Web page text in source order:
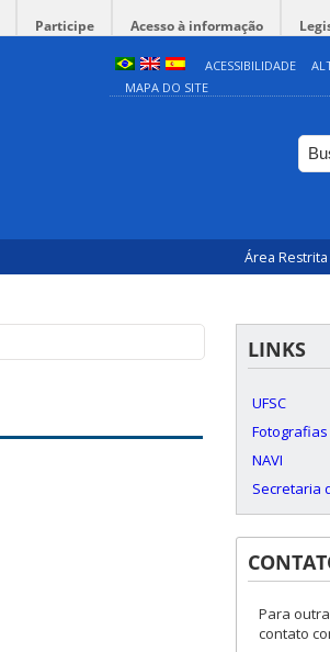
Participe Acesso à informação
ACESSIBILIDADE
MAPA DO SITE
Área Restrita
LINKS
UFSC
NAVI
Secretaria
Para
contato